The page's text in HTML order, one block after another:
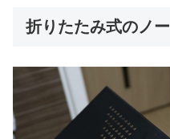
折りたたみ式のノ